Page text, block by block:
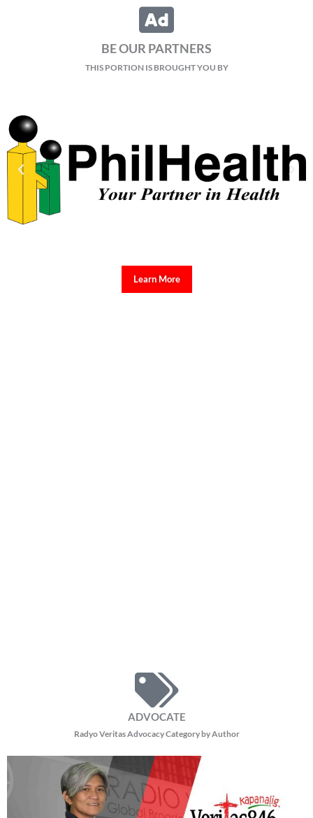
BE OUR PARTNERS
THIS PORTION IS BROUGHT YOU BY
Learn More
ADVOCATE
Radyo Veritas Advocacy Category by Author